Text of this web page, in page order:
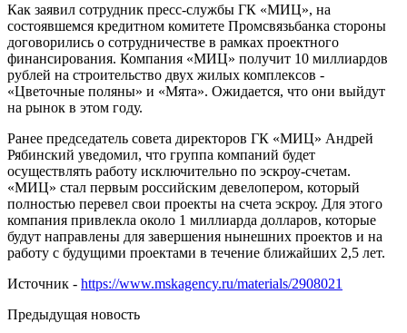
Как заявил сотрудник пресс-службы ГК «МИЦ», на
состоявшемся кредитном комитете Промсвязьбанка стороны
договорились о сотрудничестве в рамках проектного
финансирования. Компания «МИЦ» получит 10 миллиардов
рублей на строительство двух жилых комплексов -
«Цветочные поляны» и «Мята». Ожидается, что они выйдут
на рынок в этом году.
Ранее председатель совета директоров ГК «МИЦ» Андрей
Рябинский уведомил, что группа компаний будет
осуществлять работу исключительно по эскроу-счетам.
«МИЦ» стал первым российским девелопером, который
полностью перевел свои проекты на счета эскроу. Для этого
компания привлекла около 1 миллиарда долларов, которые
будут направлены для завершения нынешних проектов и на
работу с будущими проектами в течение ближайших 2,5 лет.
Источник - https://www.mskagency.ru/materials/2908021
Предыдущая новость